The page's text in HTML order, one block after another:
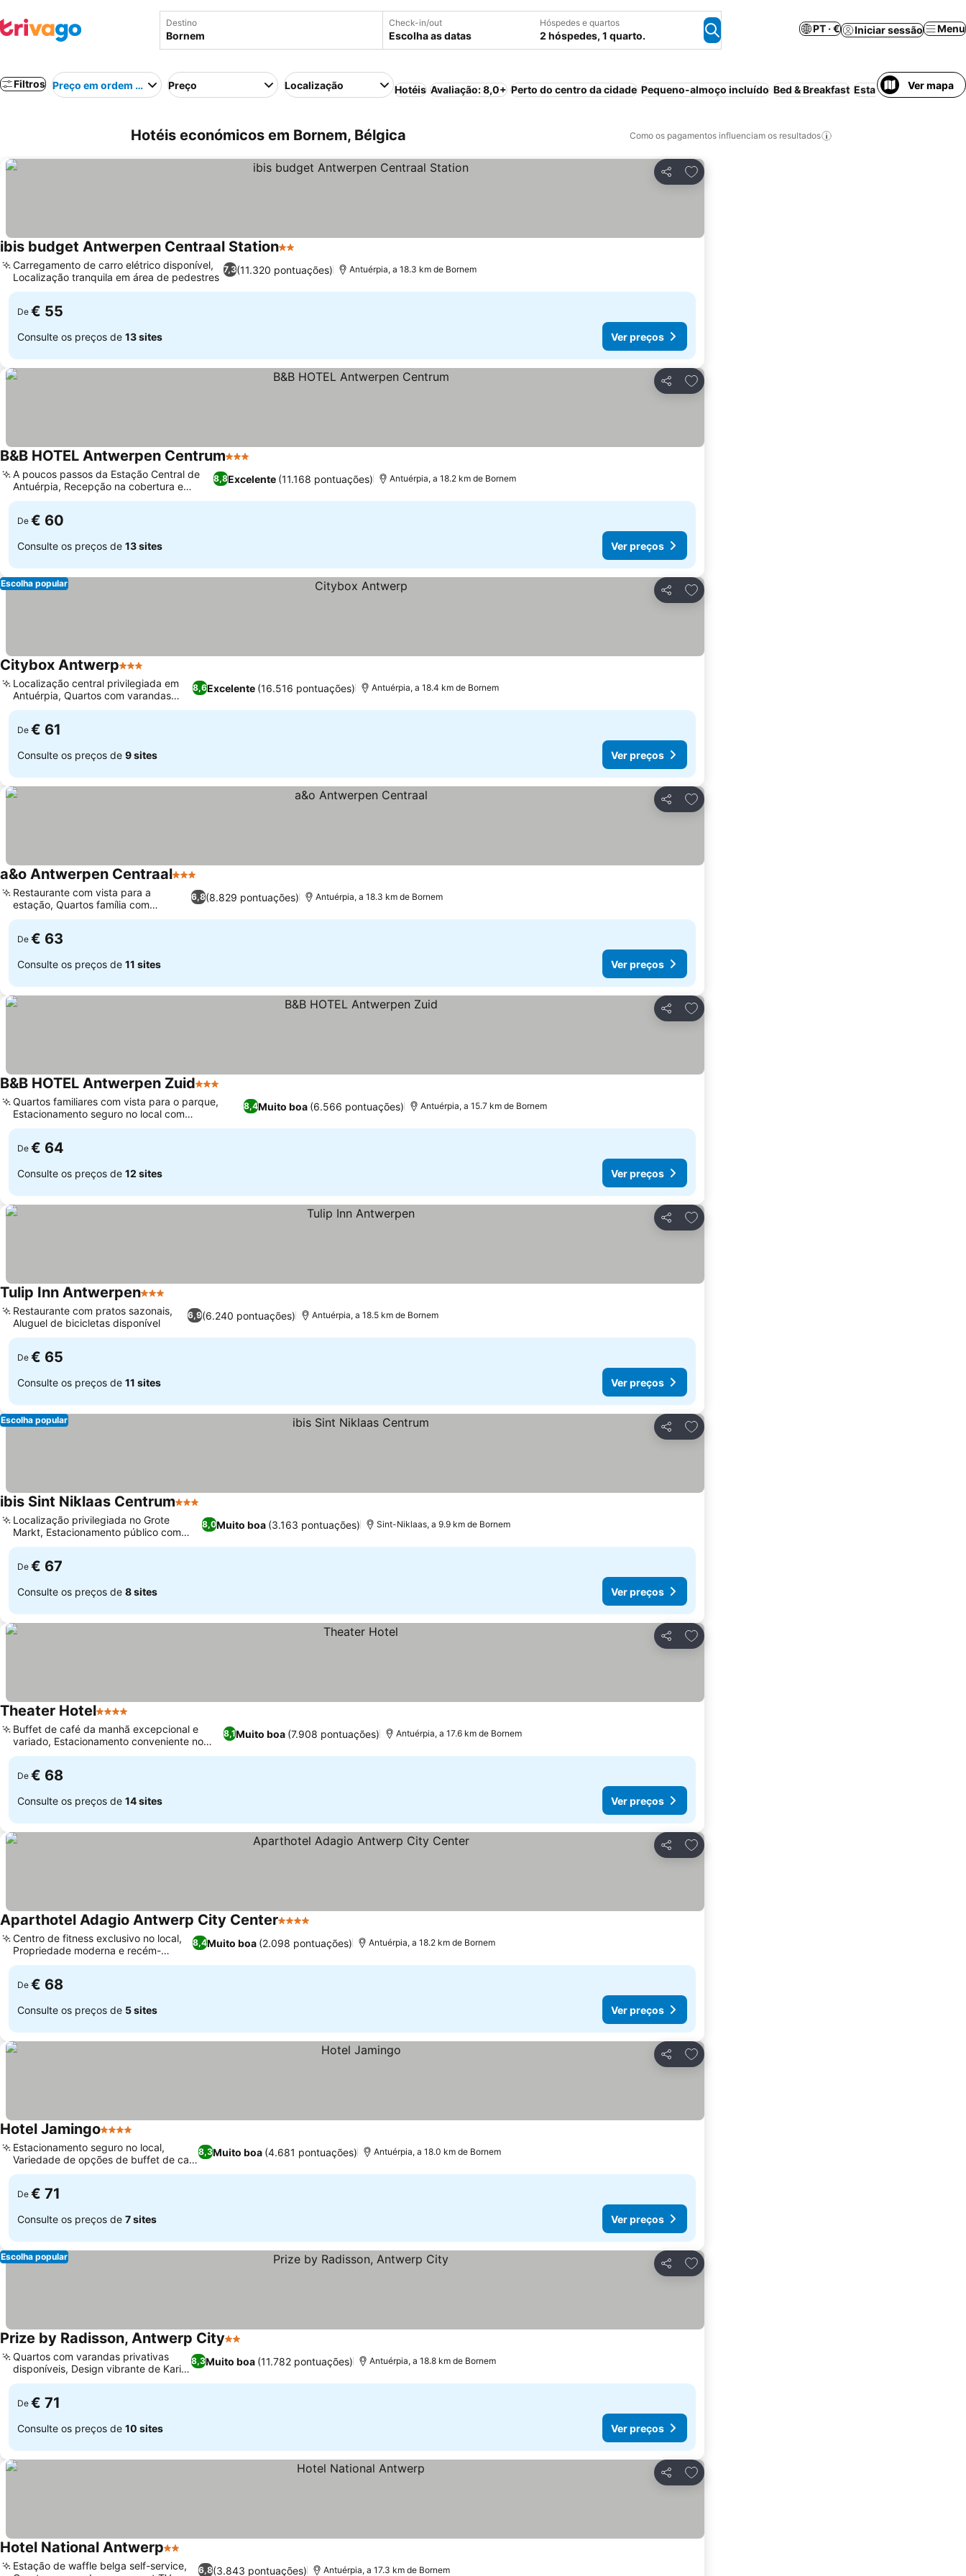
Destino Check-in/out
Escolha as datas
Hóspedes e quartos
2 hóspedes, 1 quarto.
PT · € Iniciar sessão Menu
Filtros Preço em ordem crescentePreço Localização Hotéis Avaliação: 8,0+ Perto do centro da cidade Pequeno-almoço incluído Bed & Breakfast Estacionamento
Ver mapa
Hotéis económicos em Bornem, Bélgica Como os pagamentos influenciam os resultados
Partilhar
Adicionar aos favoritos
ibis budget Antwerpen Centraal Station2 Estrelas
7,3(11.320 pontuações)
Carregamento de carro elétrico disponível,
Localização tranquila em área de pedestres
Antuérpia, a 18.3 km de Bornem
De € 55
Consulte os preços de 13 sites Ver preços
Partilhar
Adicionar aos favoritos
B&B HOTEL Antwerpen Centrum3 Estrelas
8,8Excelente (11.168 pontuações)
A poucos passos da Estação Central de
Antuérpia, Recepção na cobertura e
vistas da cidade
Antuérpia, a 18.2 km de Bornem
De € 60
Consulte os preços de 13 sites Ver preços
Partilhar
Adicionar aos favoritos
Escolha popular
Citybox Antwerp3 Estrelas
8,6Excelente (16.516 pontuações)
Localização central privilegiada em
Antuérpia, Quartos com varandas
privativas
Antuérpia, a 18.4 km de Bornem
De € 61
Consulte os preços de 9 sites Ver preços
Partilhar
Adicionar aos favoritos
a&o Antwerpen Centraal3 Estrelas
6,8(8.829 pontuações)
Restaurante com vista para a
estação, Quartos família com
beliches
Antuérpia, a 18.3 km de Bornem
De € 63
Consulte os preços de 11 sites Ver preços
Partilhar
Adicionar aos favoritos
B&B HOTEL Antwerpen Zuid3 Estrelas
8,4Muito boa (6.566 pontuações)
Quartos familiares com vista para o parque,
Estacionamento seguro no local com
carregamento para veículos elétricos
Antuérpia, a 15.7 km de Bornem
De € 64
Consulte os preços de 12 sites Ver preços
Partilhar
Adicionar aos favoritos
Tulip Inn Antwerpen3 Estrelas
6,9(6.240 pontuações)
Restaurante com pratos sazonais,
Aluguel de bicicletas disponível
Antuérpia, a 18.5 km de Bornem
De € 65
Consulte os preços de 11 sites Ver preços
Partilhar
Adicionar aos favoritos
Escolha popular
ibis Sint Niklaas Centrum3 Estrelas
8,0Muito boa (3.163 pontuações)
Localização privilegiada no Grote
Markt, Estacionamento público com
preço especial
Sint-Niklaas, a 9.9 km de Bornem
De € 67
Consulte os preços de 8 sites Ver preços
Partilhar
Adicionar aos favoritos
Theater Hotel4 Estrelas
8,1Muito boa (7.908 pontuações)
Buffet de café da manhã excepcional e
variado, Estacionamento conveniente no
local com desconto
Antuérpia, a 17.6 km de Bornem
De € 68
Consulte os preços de 14 sites Ver preços
Partilhar
Adicionar aos favoritos
Aparthotel Adagio Antwerp City Center4 Estrelas
8,4Muito boa (2.098 pontuações)
Centro de fitness exclusivo no local,
Propriedade moderna e recém-
inaugurada
Antuérpia, a 18.2 km de Bornem
De € 68
Consulte os preços de 5 sites Ver preços
Partilhar
Adicionar aos favoritos
Hotel Jamingo4 Estrelas
8,3Muito boa (4.681 pontuações)
Estacionamento seguro no local,
Variedade de opções de buffet de café
da manhã
Antuérpia, a 18.0 km de Bornem
De € 71
Consulte os preços de 7 sites Ver preços
Partilhar
Adicionar aos favoritos
Escolha popular
Prize by Radisson, Antwerp City2 Estrelas
8,3Muito boa (11.782 pontuações)
Quartos com varandas privativas
disponíveis, Design vibrante de Karim
Rashid
Antuérpia, a 18.8 km de Bornem
De € 71
Consulte os preços de 10 sites Ver preços
Partilhar
Adicionar aos favoritos
Hotel National Antwerp2 Estrelas
6,8(3.843 pontuações)
Estação de waffle belga self-service,
Antuérpia, a 17.3 km de Bornem